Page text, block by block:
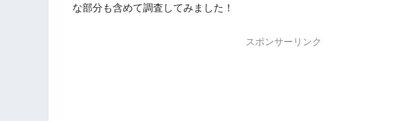
な部分も含めて調査してみました！
スポンサーリンク